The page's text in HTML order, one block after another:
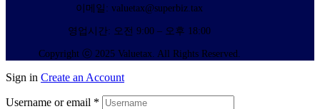
이메일: valuetax@superbiz.tax
영업시간: 오전 9:00 – 오후 18:00
Copyright ⓒ 2025 Valuetax. All Rights Reserved.
Sign in Create an Account
Username or email *